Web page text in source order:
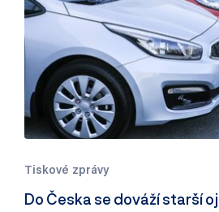
Tiskové zprávy
Do Česka se dováží starší